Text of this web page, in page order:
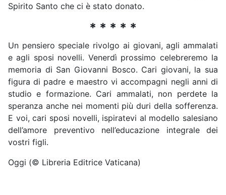
Spirito Santo che ci è stato donato.
* * * * *
Un pensiero speciale rivolgo ai giovani, agli ammalati
e agli sposi novelli. Venerdì prossimo celebreremo la
memoria di San Giovanni Bosco. Cari giovani, la sua
figura di padre e maestro vi accompagni negli anni di
studio e formazione. Cari ammalati, non perdete la
speranza anche nei momenti più duri della sofferenza.
E voi, cari sposi novelli, ispiratevi al modello salesiano
dell’amore preventivo nell’educazione integrale dei
vostri figli.
Oggi (© Libreria Editrice Vaticana)